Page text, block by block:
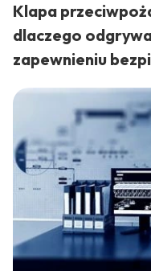
Klapa
dlaczego
zapewnieniu